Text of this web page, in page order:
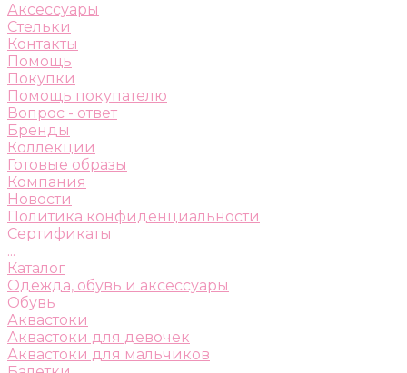
Аксессуары
Стельки
Контакты
Помощь
Покупки
Помощь покупателю
Вопрос - ответ
Бренды
Коллекции
Готовые образы
Компания
Новости
Политика конфиденциальности
Сертификаты
...
Каталог
Одежда, обувь и аксессуары
Обувь
Аквастоки
Аквастоки для девочек
Аквастоки для мальчиков